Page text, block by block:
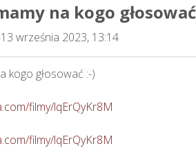
na kogo
13 września 2023, 13:14
kogo głosować :-)
filmy/lqErQyKr8M
filmy/lqErQyKr8M